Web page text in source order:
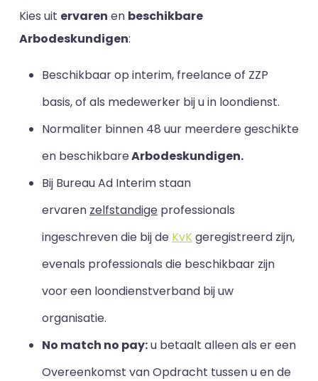
Kies uit ervaren en beschikbare
Arbodeskundigen:
Beschikbaar op interim, freelance of ZZP
basis, of als medewerker bij u in loondienst.
Normaliter binnen 48 uur meerdere geschikte
en beschikbareArbodeskundigen.
Bij Bureau Ad Interim staan
ervaren zelfstandige professionals
ingeschreven die bij de KvKgeregistreerd zijn,
evenals professionals die beschikbaar zijn
voor een loondienstverband bij uw
organisatie.
No match no pay:u betaalt alleen als er een
Overeenkomst van Opdracht tussen u en de